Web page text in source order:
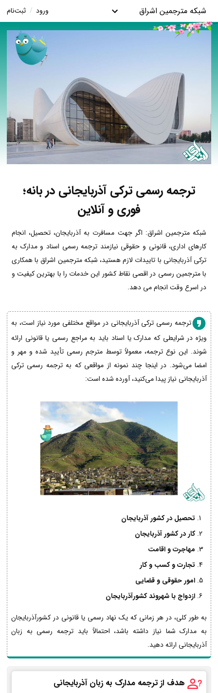
شبکه مترجمین اشراق ورود / ثبت‌نام
ترجمه رسمی ترکی آذربایجانی در بانه؛
فوری و آنلاین
شبکه مترجمین اشراق: اگر جهت مسافرت به آذربایجان، تحصیل، انجام
کارهای اداری، قانونی و حقوقی نیازمند ترجمه رسمی اسناد و مدارک به
ترکی آذربایجانی با تاییدات لازم هستید، شبکه مترجمین اشراق با همکاری
با مترجمین رسمی در اقصی نقاط کشور این خدمات را با بهترین کیفیت و
در اسرع وقت انجام می دهد.
ترجمه رسمی ترکی آذربایجانی در مواقع مختلفی مورد نیاز است، به
ویژه در شرایطی که مدارک یا اسناد باید به مراجع رسمی یا قانونی ارائه
شوند. این نوع ترجمه، معمولاً توسط مترجم رسمی تأیید شده و مهر و
امضا می‌شود. در اینجا چند نمونه از مواقعی که به ترجمه رسمی ترکی
آذربایجانی نیاز پیدا می‌کنید، آورده شده است:
تحصیل در کشور آذربایجان
کار در کشور آذربایجان
مهاجرت و اقامت
تجارت و کسب و کار
امور حقوقی و قضایی
ازدواج با شهروند کشورآذربایجان
به طور کلی، در هر زمانی که یک نهاد رسمی یا قانونی در کشورآذربایجان
به مدارک شما نیاز داشته باشد، احتمالاً باید ترجمه رسمی به زبان
آذربایجانی ارائه دهید.
هدف از ترجمه مدارک به زبان آذربایجانی